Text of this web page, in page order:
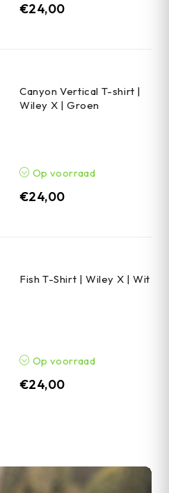
€24,00
Canyon Vertical T-shirt |
Wiley X | Groen
Op voorraad
€24,00
Fish T-Shirt | Wiley X | Wit
Op voorraad
€24,00